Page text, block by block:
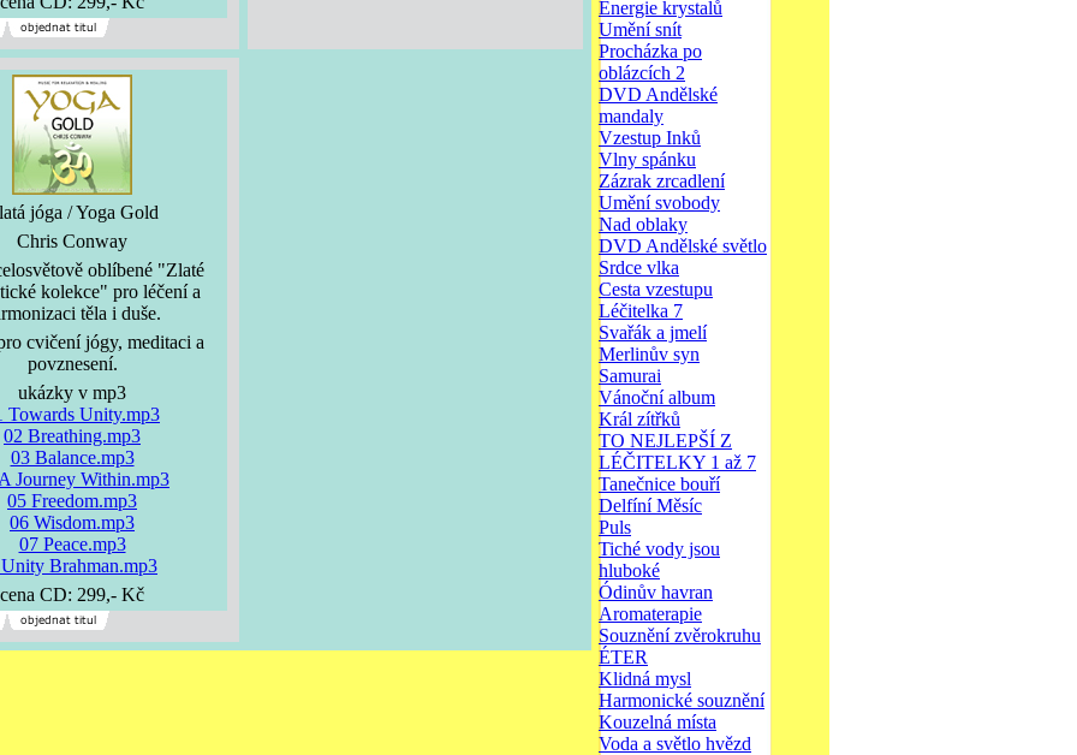
jóga / Yoga Gold
Chris Conway
oblíbené "Zlaté
kolekce" pro léčení a
těla i duše.
cvičení jógy, meditaci a
povznesení.
ukázky v mp3
Towards Unity.mp3
02 Breathing.mp3
03 Balance.mp3
Journey Within.mp3
05 Freedom.mp3
06 Wisdom.mp3
07 Peace.mp3
Brahman.mp3
cena CD: 299,- Kč
Energie krystalů
Umění snít
Procházka po
oblázcích 2
DVD Andělské
mandaly
Vzestup Inků
Vlny spánku
Zázrak zrcadlení
Umění svobody
Nad oblaky
DVD Andělské světlo
Srdce vlka
Cesta vzestupu
Léčitelka 7
Svařák a jmelí
Merlinův syn
Samurai
Vánoční album
Král zítřků
TO NEJLEPŠÍ Z
LÉČITELKY 1 až 7
Tanečnice bouří
Delfíní Měsíc
Puls
Tiché vody jsou
hluboké
Ódinův havran
Aromaterapie
Souznění zvěrokruhu
ÉTER
Klidná mysl
Harmonické souznění
Kouzelná místa
Voda a světlo hvězd